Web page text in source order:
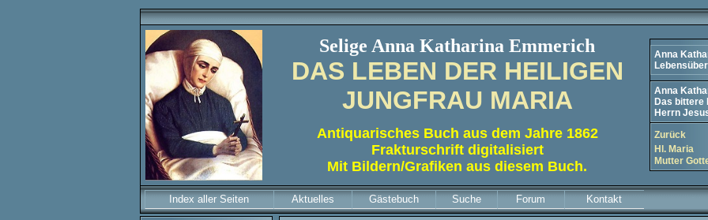
Selige Anna Katharina Emmerich
DAS LEBEN DER HEILIGEN
JUNGFRAU MARIA
Antiquarisches Buch aus dem Jahre 1862
Frakturschrift digitalisiert
Mit Bildern/Grafiken aus diesem Buch.
Anna
Anna
Das bittere
Herrn
Zurück
Hl. Maria
Mutter
Index aller Seiten Aktuelles Gästebuch Suche Forum Kontakt